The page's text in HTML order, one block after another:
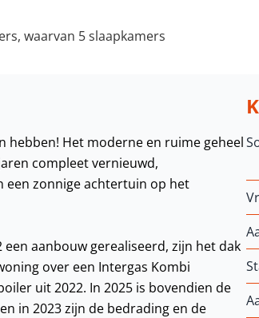
waarvan 5 slaapkamers
hebben! Het moderne en ruime geheel
compleet vernieuwd,
een zonnige achtertuin op het
aanbouw gerealiseerd, zijn het dak
over een Intergas Kombi
uit 2022. In 2025 is bovendien de
in 2023 zijn de bedrading en de